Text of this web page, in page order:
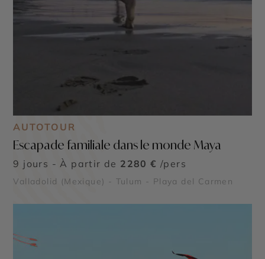
AUTOTOUR
Escapade familiale dans le monde Maya
9 jours - À partir de 2280 € /pers
Valladolid (Mexique) - Tulum - Playa del Carmen